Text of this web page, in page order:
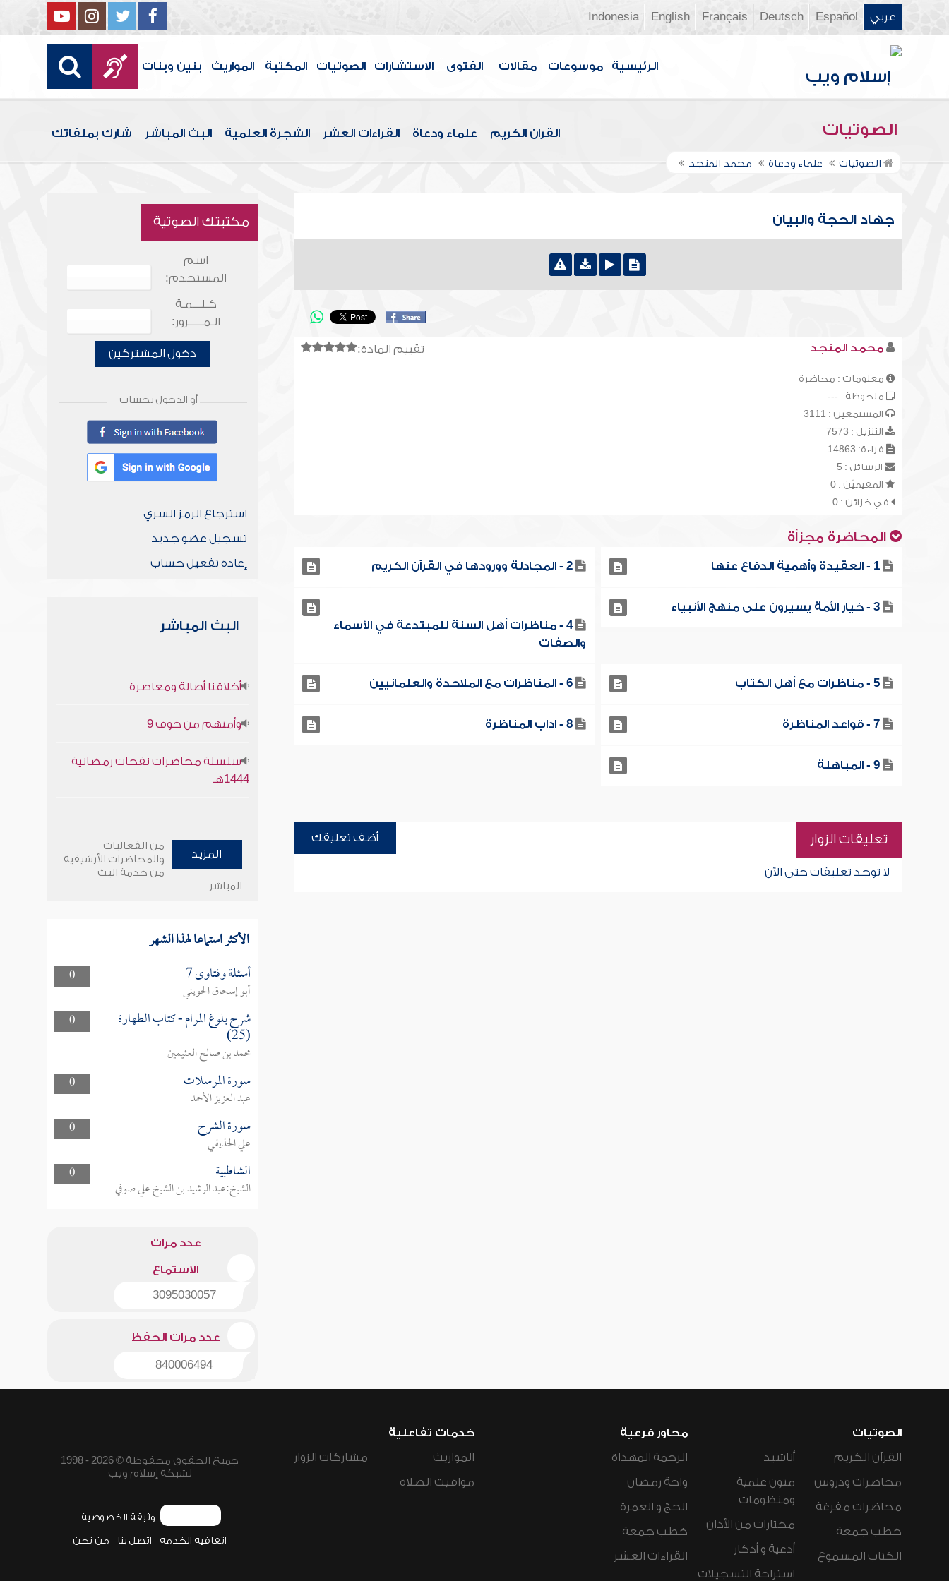
عربي Español
Deutsch
Français
English
Indonesia
الرئيسية موسوعات مقالات الفتوى الاستشارات الصوتيات المكتبة المواريث بنين وبنات
الصوتيات القرآن الكريم علماء ودعاة القراءات العشر الشجرة العلمية البث المباشر شارك بملفاتك
الصوتيات علماء ودعاة محمد المنجد
جهاد الحجة والبيان
تقييم المادة: محمد المنجد
معلومات : محاضرة
ملحوظة : ---
المستمعين : 3111
التنزيل : 7573
قراءة: 14863
الرسائل : 5
المقيميّن : 0
في خزائن : 0
المحاضرة مجزأة
1 - العقيدة وأهمية الدفاع عنها 2 - المجادلة وورودها في القرآن الكريم
3 - خيار الأمة يسيرون على منهج الأنبياء
4 - مناظرات أهل السنة للمبتدعة في الأسماء
والصفات
5 - مناظرات مع أهل الكتاب 6 - المناظرات مع الملاحدة والعلمانيين
7 - قواعد المناظرة 8 - آداب المناظرة
9 - المباهلة
تعليقات الزوار أضف تعليقك
لا توجد تعليقات حتى الآن
مكتبتك الصوتية
اسم
المستخدم:
كـلـــمـة
الـمـــــرور:
دخول المشتركين
أو الدخول بحساب
استرجاع الرمز السري
تسجيل عضو جديد
إعادة تفعيل حساب
البث المباشر
أخلاقنا أصالة ومعاصرة
وأمنهم من خوف 9
سلسلة محاضرات نفحات رمضانية
1444هـ
المزيد
من الفعاليات
والمحاضرات الأرشيفية
من خدمة البث
المباشر
الأكثر استماعا لهذا الشهر
0 أسئلة وفتاوى 7
أبو إسحاق الحويني
0
شرح بلوغ المرام - كتاب الطهارة
(25)
محمد بن صالح العثيمين
0
سورة المرسلات
عبد العزيز الأحمد
0
سورة الشرح
علي الحذيفي
0
الشاطبية
الشيخ:عبد الرشيد بن الشيخ علي صوفي
عدد مرات
الاستماع
3095030057
عدد مرات الحفظ
840006494
الصوتيات
القرآن الكريم
محاضرات ودروس
محاضرات مفرغة
خطب جمعة
الكتاب المسموع
أناشيد
متون علمية
ومنظومات
مختارات من الأذان
أدعية و أذكار
استراحة التسجيلات
محاور فرعية
الرحمة المهداة
واحة رمضان
الحج و العمرة
خطب جمعة
القراءات العشر
خدمات تفاعلية
المواريث
مواقيت الصلاة
مشاركات الزوار
جميع الحقوق محفوظة © 2026 - 1998
لشبكة إسلام ويب
وثيقة الخصوصية
اتفاقية الخدمة اتصل بنا من نحن